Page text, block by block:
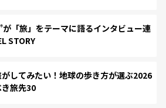
「旅」をテーマに語るインタビュー連
STORY
してみたい！地球の歩き方が選ぶ2026
旅先30